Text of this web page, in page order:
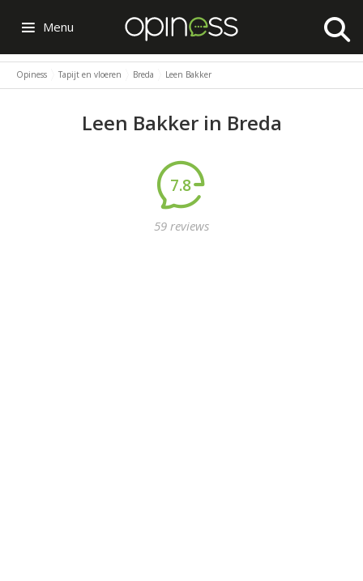
Menu
Opiness Tapijt en vloeren Breda Leen Bakker
Leen Bakker in Breda
7.8
59 reviews